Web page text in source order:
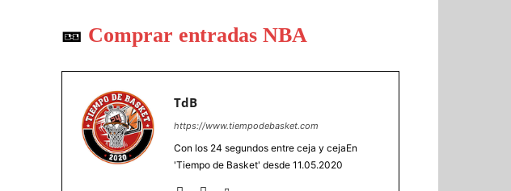
🎫 Comprar entradas NBA
TdB
https://www.tiempodebasket.com
Con los 24 segundos entre ceja y cejaEn
'Tiempo de Basket' desde 11.05.2020